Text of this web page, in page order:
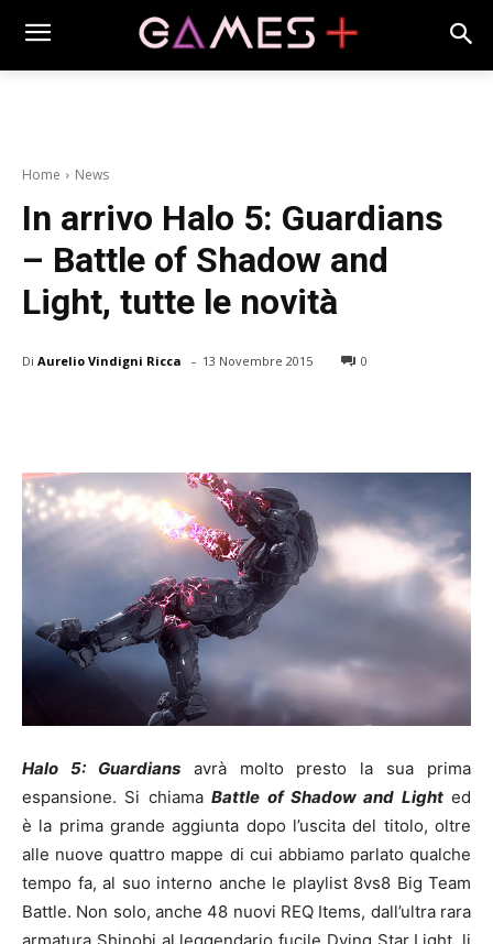
Home News
In arrivo Halo 5: Guardians
– Battle of Shadow and
Light, tutte le novità
Di Aurelio Vindigni Ricca - 13 Novembre 2015 0
Halo 5: Guardiansavrà molto presto la sua prima
espansione. Si chiamaBattle of Shadow and Lighted
è la prima grande aggiunta dopo l’uscita del titolo, oltre
alle nuove quattro mappe di cui abbiamo parlato qualche
tempo fa, al suo interno anche le playlist 8vs8 Big Team
Battle. Non solo, anche 48 nuovi REQ Items, dall’ultra rara